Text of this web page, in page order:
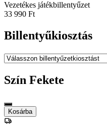
Vezetékes játékbillentyűzet
33 990 Ft
Billentyűkiosztás
Szín Fekete
Kosárba